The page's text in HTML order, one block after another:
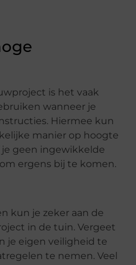
is het vaak
wanneer je
Hiermee kun
manier op hoogte
geen ingewikkelde
ergens bij te komen.
kun je zeker aan de
in de tuin. Vergeet
je eigen veiligheid te
te nemen. Veel